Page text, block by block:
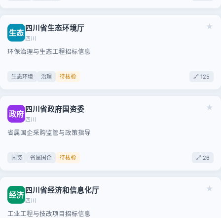
★
生态 四川省生态环境厅
四川
环保治理与生态工程招标信息
生态环境 治理 待核验 🔗 125
★
政府 四川省政府国资委
四川
省属国企采购监管与政策指导
国资 省属国企 待核验 🔗 26
★
经济 四川省经济和信息化厅
四川
工业工程与技改项目招标信息